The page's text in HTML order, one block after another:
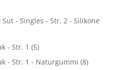
- Singles - Str. 2 - Silikone
- Str. 1 (5)
- Str. 1 - Naturgummi (8)